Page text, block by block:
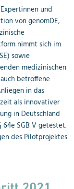
und
von genomDE,
nimmt sich im
sowie
medizinischen
betroffene
in das
als innovativer
in Deutschland
SGB V getestet.
des Pilotprojektes